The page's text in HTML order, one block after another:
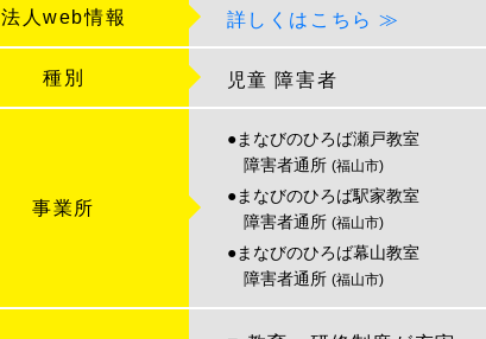
法人web情報 詳しくはこちら ≫
種別 児童 障害者
事業所
●まなびのひろば瀬戸教室
障害者通所 (福山市)
●まなびのひろば駅家教室
障害者通所 (福山市)
●まなびのひろば幕山教室
障害者通所 (福山市)